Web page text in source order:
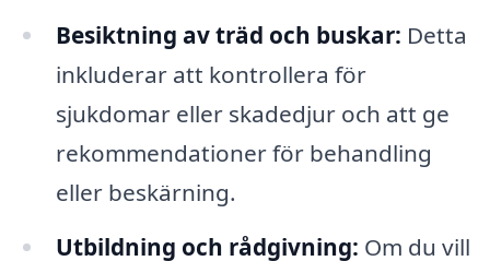
Besiktning av träd och buskar: Detta
inkluderar att kontrollera för
sjukdomar eller skadedjur och att ge
rekommendationer för behandling
eller beskärning.
Utbildning och rådgivning: Om du vill